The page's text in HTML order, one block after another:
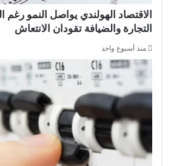
الاقتصاد الهولندي يواصل النمو رغم
التجارة والضيافة تقودان الانتعاش
منذ أسبوع واحد